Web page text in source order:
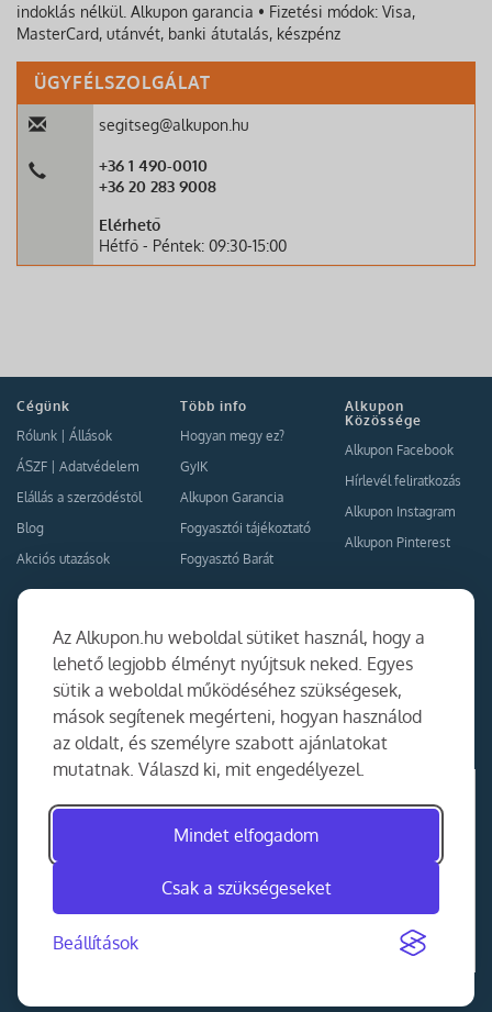
Az Alkupon.hu weboldal sütiket használ, hogy a
lehető legjobb élményt nyújtsuk neked. Egyes
sütik a weboldal működéséhez szükségesek,
mások segítenek megérteni, hogyan használod
az oldalt, és személyre szabott ajánlatokat
mutatnak. Válaszd ki, mit engedélyezel.
Mindet elfogadom
Csak a szükségeseket
Beállítások
indoklás nélkül. Alkupon garancia • Fizetési módok: Visa,
MasterCard, utánvét, banki átutalás, készpénz
ÜGYFÉLSZOLGÁLAT
segitseg@alkupon.hu
+36 1 490-0010
+36 20 283 9008
Elérhető
Hétfő - Péntek: 09:30-15:00
Cégünk
Rólunk
Állások
ÁSZF
Adatvédelem
Elállás a szerződéstől
Blog
Akciós utazások
Több info
Hogyan megy ez?
GyIK
Alkupon Garancia
Fogyasztói tájékoztató
Fogyasztó Barát
Alkupon
Közössége
Alkupon Facebook
Hírlevél feliratkozás
Alkupon Instagram
Alkupon Pinterest
Együttműködés
Kapcsolat
Ajánlj nekünk!
Partner Belépés